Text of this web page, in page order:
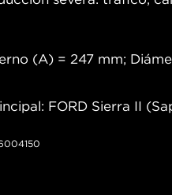
(A) = 247 mm;
FORD Sierra II